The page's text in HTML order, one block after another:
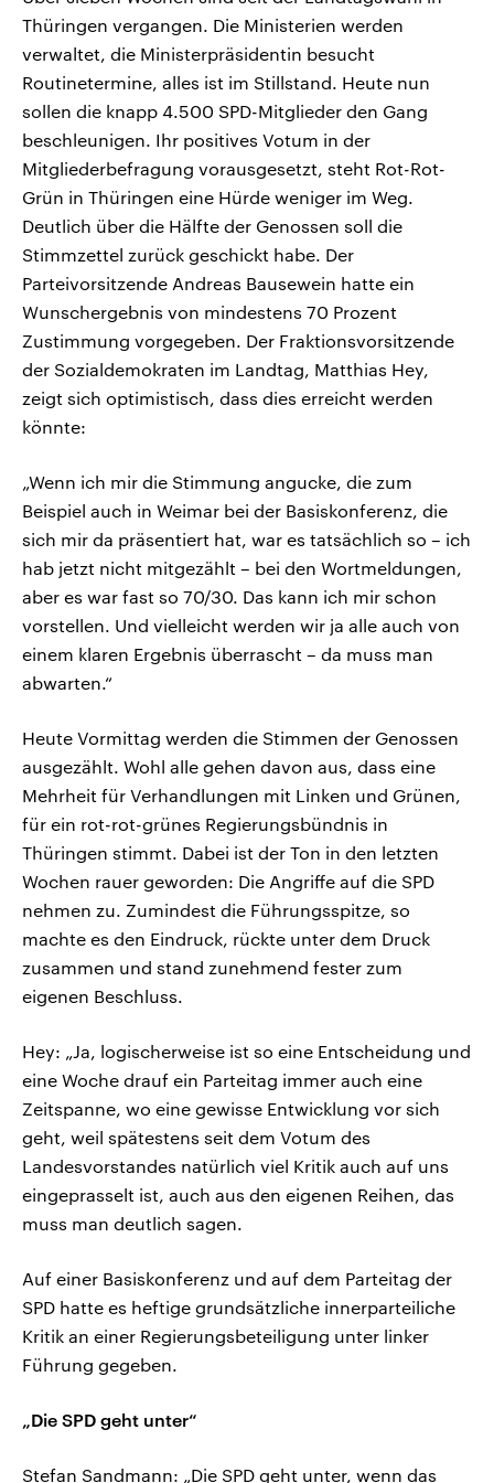
Thüringen vergangen. Die Ministerien werden
verwaltet, die Ministerpräsidentin besucht
Routinetermine, alles ist im Stillstand. Heute nun
sollen die knapp 4.500 SPD-Mitglieder den Gang
beschleunigen. Ihr positives Votum in der
Mitgliederbefragung vorausgesetzt, steht Rot-Rot-
Grün in Thüringen eine Hürde weniger im Weg.
Deutlich über die Hälfte der Genossen soll die
Stimmzettel zurück geschickt habe. Der
Parteivorsitzende Andreas Bausewein hatte ein
Wunschergebnis von mindestens 70 Prozent
Zustimmung vorgegeben. Der Fraktionsvorsitzende
der Sozialdemokraten im Landtag, Matthias Hey,
zeigt sich optimistisch, dass dies erreicht werden
könnte:
„Wenn ich mir die Stimmung angucke, die zum
Beispiel auch in Weimar bei der Basiskonferenz, die
sich mir da präsentiert hat, war es tatsächlich so – ich
hab jetzt nicht mitgezählt – bei den Wortmeldungen,
aber es war fast so 70/30. Das kann ich mir schon
vorstellen. Und vielleicht werden wir ja alle auch von
einem klaren Ergebnis überrascht – da muss man
abwarten.“
Heute Vormittag werden die Stimmen der Genossen
ausgezählt. Wohl alle gehen davon aus, dass eine
Mehrheit für Verhandlungen mit Linken und Grünen,
für ein rot-rot-grünes Regierungsbündnis in
Thüringen stimmt. Dabei ist der Ton in den letzten
Wochen rauer geworden: Die Angriffe auf die SPD
nehmen zu. Zumindest die Führungsspitze, so
machte es den Eindruck, rückte unter dem Druck
zusammen und stand zunehmend fester zum
eigenen Beschluss.
Hey: „Ja, logischerweise ist so eine Entscheidung und
eine Woche drauf ein Parteitag immer auch eine
Zeitspanne, wo eine gewisse Entwicklung vor sich
geht, weil spätestens seit dem Votum des
Landesvorstandes natürlich viel Kritik auch auf uns
eingeprasselt ist, auch aus den eigenen Reihen, das
muss man deutlich sagen.
Auf einer Basiskonferenz und auf dem Parteitag der
SPD hatte es heftige grundsätzliche innerparteiliche
Kritik an einer Regierungsbeteiligung unter linker
Führung gegeben.
„Die SPD geht unter“
Stefan Sandmann: „Die SPD geht unter, wenn das